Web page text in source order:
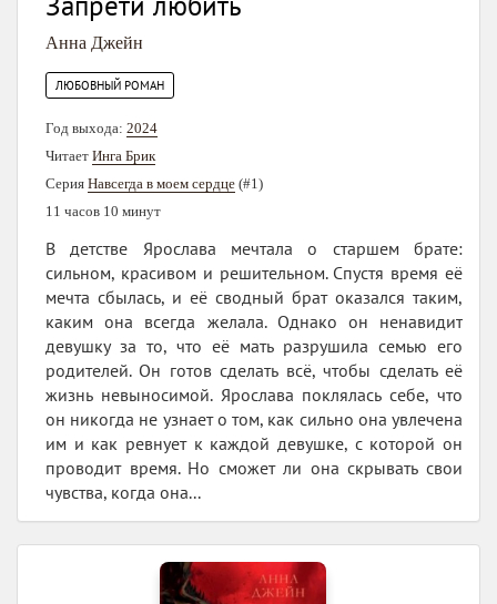
Анна Джейн
ЛЮБОВНЫЙ РОМАН
Год выхода: 2024
Читает Инга Брик
Серия Навсегда в моем сердце (#1)
11 часов 10 минут
В детстве Ярослава мечтала о старшем брате:
сильном, красивом и решительном. Спустя время её
мечта сбылась, и её сводный брат оказался таким,
каким она всегда желала. Однако он ненавидит
девушку за то, что её мать разрушила семью его
родителей. Он готов сделать всё, чтобы сделать её
жизнь невыносимой. Ярослава поклялась себе, что
он никогда не узнает о том, как сильно она увлечена
им и как ревнует к каждой девушке, с которой он
проводит время. Но сможет ли она скрывать свои
чувства, когда она...